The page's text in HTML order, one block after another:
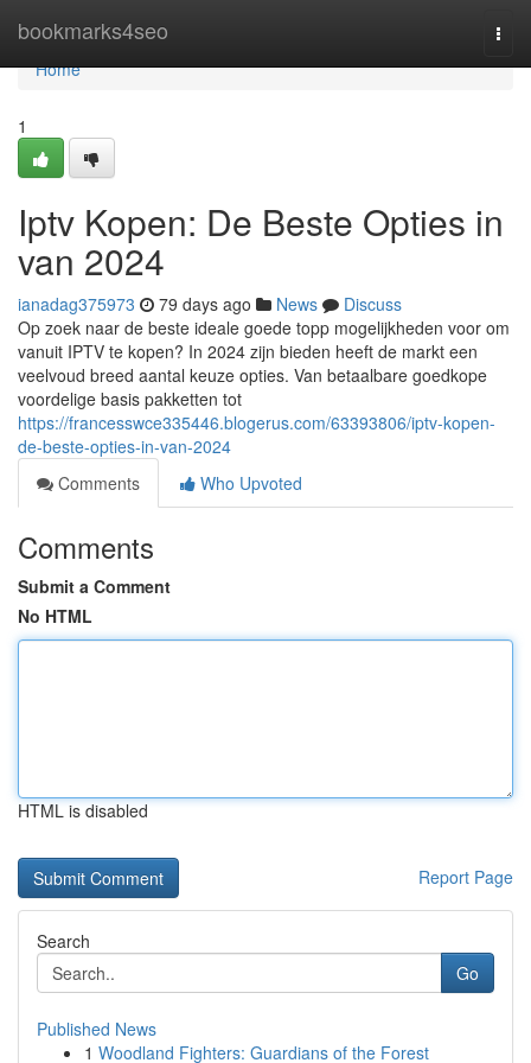
bookmarks4seo
Home
Home
1
Iptv Kopen: De Beste Opties in
van 2024
ianadag375973 79 days ago News
Discuss
Op zoek naar de beste ideale goede topp mogelijkheden voor om
vanuit IPTV te kopen? In 2024 zijn bieden heeft de markt een
veelvoud breed aantal keuze opties. Van betaalbare goedkope
voordelige basis pakketten tot
https://francesswce335446.blogerus.com/63393806/iptv-kopen-
de-beste-opties-in-van-2024
Comments
Who Upvoted
Comments
Submit a Comment
No HTML
HTML is disabled
Report Page
Search
Go
Published News
1 Woodland Fighters: Guardians of the Forest